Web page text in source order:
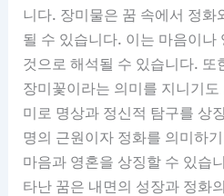
니다. 장미물은 꿈 속에서 정화
될 수 있습니다. 이는 마음이나
것으로 해석될 수 있습니다. 또
장미꽃이라는 의미를 지니기
미로 명상과 정신적 탐구를 상
명의 근원이자 정화를 의미하
마음과 영혼을 상징할 수 있습
타난 꿈은 내면의 성장과 정화